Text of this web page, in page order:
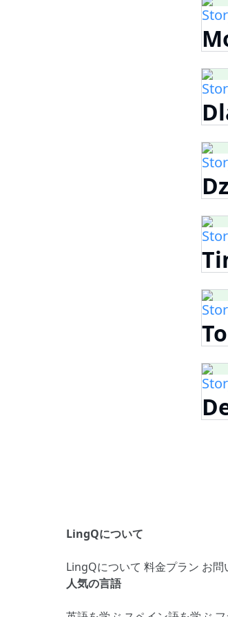
LingQについて
LingQについて 料金プラン お問
人気の言語